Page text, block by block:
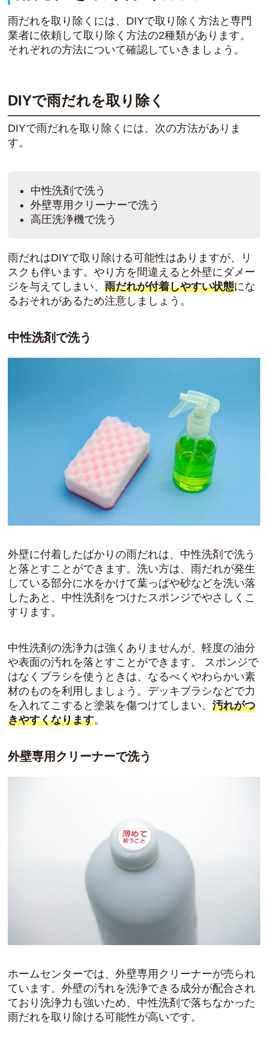
雨だれを取り除くには、DIYで取り除く方法と専門
業者に依頼して取り除く方法の2種類があります。
それぞれの方法について確認していきましょう。
DIYで雨だれを取り除く
DIYで雨だれを取り除くには、次の方法がありま
す。
中性洗剤で洗う
外壁専用クリーナーで洗う
高圧洗浄機で洗う
雨だれはDIYで取り除ける可能性はありますが、リ
スクも伴います。やり方を間違えると外壁にダメー
ジを与えてしまい、雨だれが付着しやすい状態にな
るおそれがあるため注意しましょう。
中性洗剤で洗う
外壁に付着したばかりの雨だれは、中性洗剤で洗う
と落とすことができます。洗い方は、雨だれが発生
している部分に水をかけて葉っぱや砂などを洗い落
したあと、中性洗剤をつけたスポンジでやさしくこ
すります。
中性洗剤の洗浄力は強くありませんが、軽度の油分
や表面の汚れを落とすことができます。 スポンジで
はなくブラシを使うときは、なるべくやわらかい素
材のものを利用しましょう。デッキブラシなどで力
を入れてこすると塗装を傷つけてしまい、汚れがつ
きやすくなります。
外壁専用クリーナーで洗う
ホームセンターでは、外壁専用クリーナーが売られ
ています。外壁の汚れを洗浄できる成分が配合され
ており洗浄力も強いため、中性洗剤で落ちなかった
雨だれを取り除ける可能性が高いです。